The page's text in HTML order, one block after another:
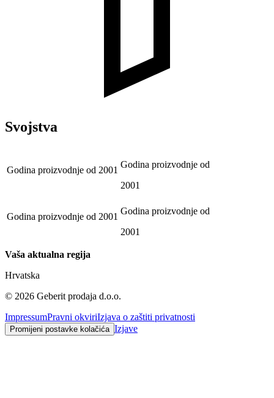
Svojstva
Godina proizvodnje od 2001
Godina proizvodnje od
2001
Godina proizvodnje od 2001
Godina proizvodnje od
2001
Vaša aktualna regija
Hrvatska
© 2026 Geberit prodaja d.o.o.
ImpressumPravni okviriIzjava o zaštiti privatnosti
Promijeni postavke kolačića Izjave